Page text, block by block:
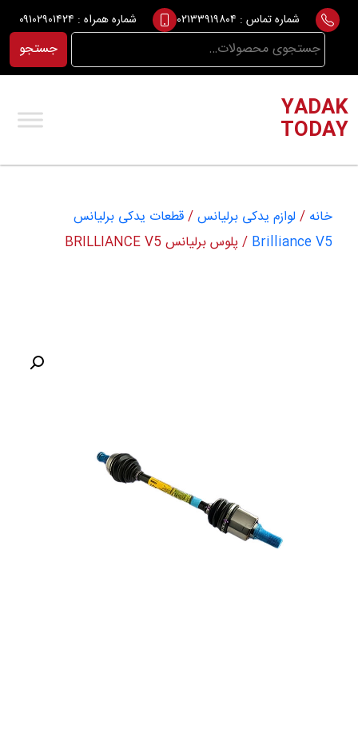
Skip
content
شماره تماس : ۰۲۱۳۳۹۱۹۸۰۴ شماره همراه : ۰۹۱۰۲۹۰۱۴۲۴
جستجو
برای:
جستجو
YADAK
TODAY
خانه / لوازم یدکی برلیانس/قطعات یدکی برلیانس
Brilliance V5 / پلوس برلیانس BRILLIANCE V5